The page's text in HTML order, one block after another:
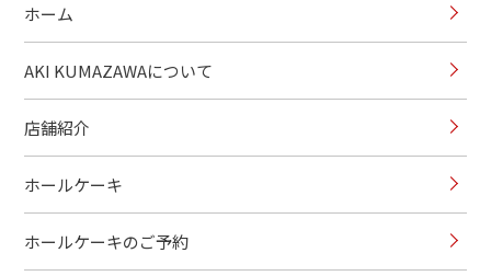
ホーム
AKI KUMAZAWAについて
店舗紹介
ホールケーキ
ホールケーキのご予約